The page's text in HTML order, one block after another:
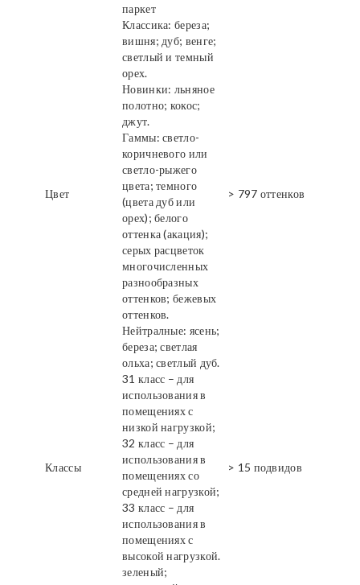
паркет
Цвет
Классика: береза;
вишня; дуб; венге;
светлый и темный
орех.
Новинки: льняное
полотно; кокос;
джут.
Гаммы: светло-
коричневого или
светло-рыжего
цвета; темного
(цвета дуб или
орех); белого
оттенка (акация);
серых расцветок
многочисленных
разнообразных
оттенков; бежевых
оттенков.
Нейтралные: ясень;
береза; светлая
ольха; светлый дуб.
> 797 оттенков
Классы
31 класс – для
использования в
помещениях с
низкой нагрузкой;
32 класс – для
использования в
помещениях со
средней нагрузкой;
33 класс – для
использования в
помещениях с
высокой нагрузкой.
> 15 подвидов
зеленый;